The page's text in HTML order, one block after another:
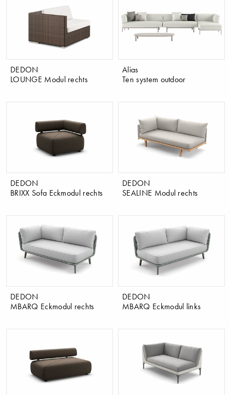
DEDON
LOUNGE Modul rechts
Alias
Ten system outdoor
DEDON
BRIXX Sofa Eckmodul rechts
DEDON
SEALINE Modul rechts
DEDON
MBARQ Eckmodul rechts
DEDON
MBARQ Eckmodul links